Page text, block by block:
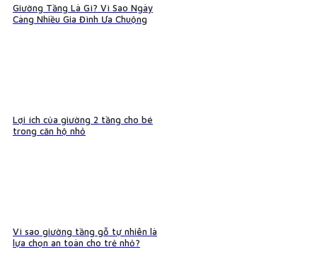
Giường Tầng Là Gì? Vì Sao Ngày
Càng Nhiều Gia Đình Ưa Chuộng
Lợi ích của giường 2 tầng cho bé
trong căn hộ nhỏ
Vì sao giường tầng gỗ tự nhiên là
lựa chọn an toàn cho trẻ nhỏ?